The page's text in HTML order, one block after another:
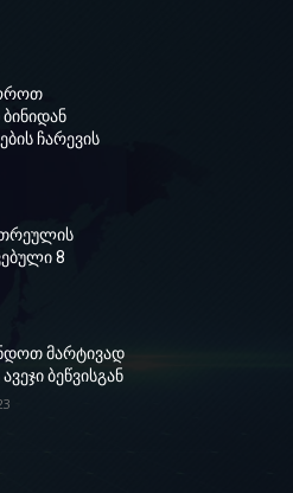
ჩარევის
8
მარტივად
ბეწვისგან